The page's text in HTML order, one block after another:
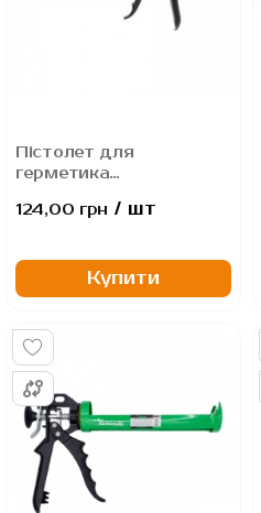
Пістолет для
герметика
124,00 грн / шт
Купити